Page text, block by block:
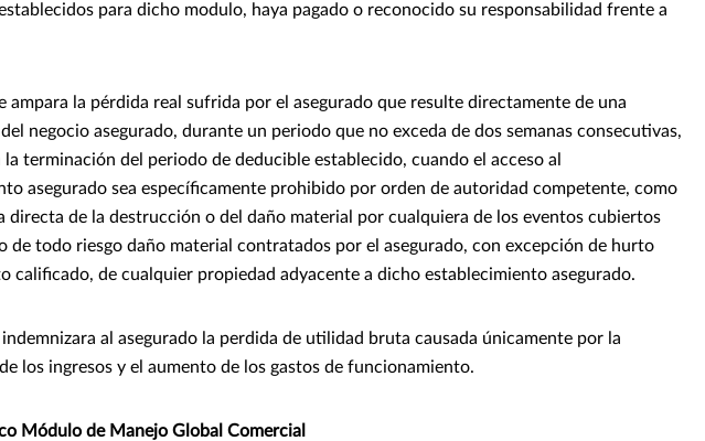
para dicho modulo, haya pagado o reconocido su responsabilidad frente a
ampara la pérdida real sufrida por el asegurado que resulte directamente de una
negocio asegurado, durante un periodo que no exceda de dos semanas consecutivas,
la terminación del periodo de deducible establecido, cuando el acceso al
asegurado sea específicamente prohibido por orden de autoridad competente, como
directa de la destrucción o del daño material por cualquiera de los eventos cubiertos
de todo riesgo daño material contratados por el asegurado, con excepción de hurto
calificado, de cualquier propiedad adyacente a dicho establecimiento asegurado.
indemnizara al asegurado la perdida de utilidad bruta causada únicamente por la
los ingresos y el aumento de los gastos de funcionamiento.
Módulo de Manejo Global Comercial